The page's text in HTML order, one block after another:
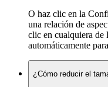
O haz clic en la
una relación de
clic en cualquiera
automáticamente
¿Cómo reducir el